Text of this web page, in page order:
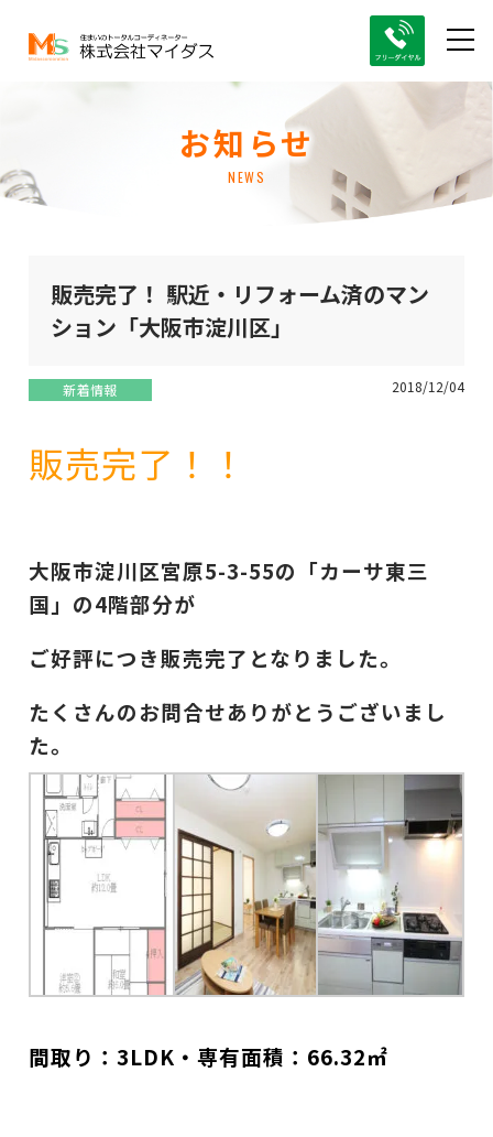
お知らせ
NEWS
販売完了！ 駅近・リフォーム済のマン
ション「大阪市淀川区」
新着情報 2018/12/04
販売完了！！
大阪市淀川区宮原5-3-55の「カーサ東三
国」の4階部分が
ご好評につき販売完了となりました。
たくさんのお問合せありがとうございまし
た。
間取り：3LDK・専有面積：66.32㎡